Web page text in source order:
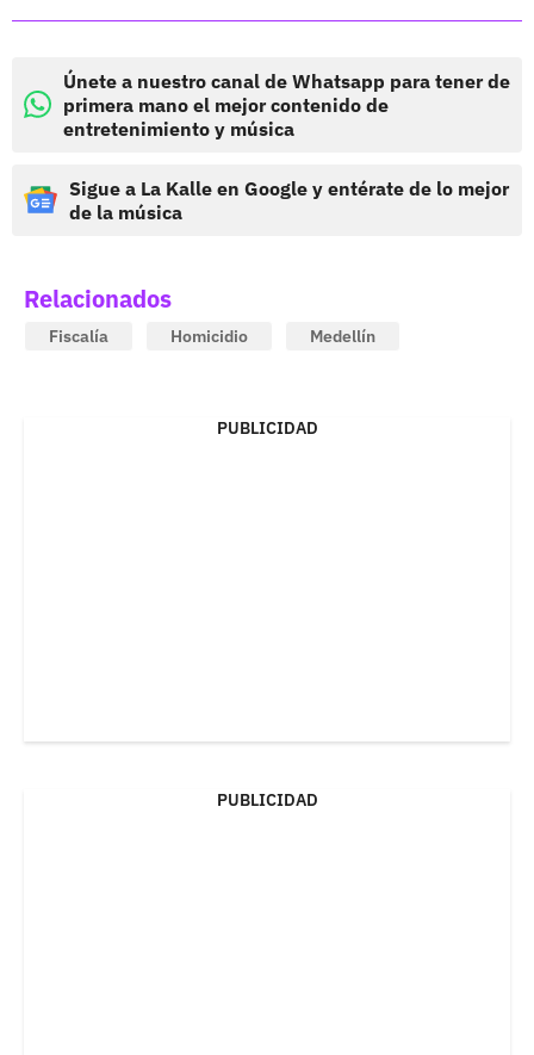
Únete a nuestro canal de Whatsapp para tener de
primera mano el mejor contenido de
entretenimiento y música
Sigue a La Kalle en Google y entérate de lo mejor
de la música
Relacionados
Fiscalía Homicidio Medellín
PUBLICIDAD
PUBLICIDAD